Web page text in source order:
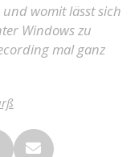
womit lässt sich
Windows zu
mal ganz